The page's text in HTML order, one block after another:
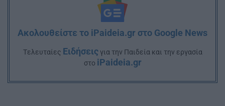
Ακολουθείστε το iPaideia.gr στο Google News
Tελευταίες Ειδήσειςγια την Παιδεία και την εργασία
στο iPaideia.gr